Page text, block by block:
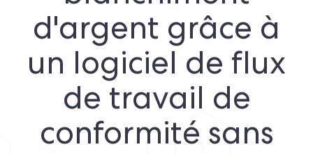
d'argent grâce à
un logiciel de flux
de travail de
conformité sans